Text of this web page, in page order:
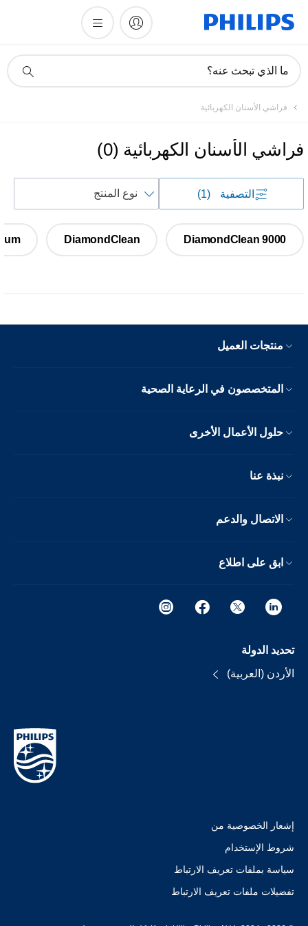
دعم
ما الذي تبحث عنه؟
فراشي الأسنان الكهربائية
فراشي الأسنان الكهربائية (
0
)
التصفية (1)
حسب
DiamondClean 9000
DiamondClean
منتجات العميل
المتخصصون في الرعاية الصحية
حلول الأعمال الأخرى
نبذة عنا
الاتصال والدعم
ابق على اطلاع
تحديد الدولة
الأردن (العربية)
إشعار الخصوصية من
شروط الإستخدام
سياسة بملفات تعريف الارتباط
تفضيلات ملفات تعريف الارتباط